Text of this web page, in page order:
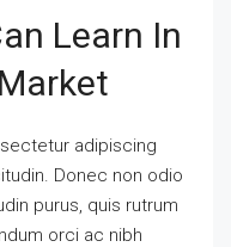
Learn In
adipiscing
Donec non odio
purus, quis rutrum
orci ac nibh